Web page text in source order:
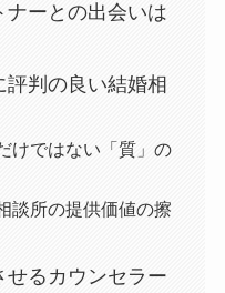
ナーとの出会いは
判の良い結婚相
けではない「質」の
談所の提供価値の擦
せるカウンセラー